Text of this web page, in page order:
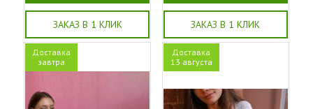
ЗАКАЗ В 1 КЛИК ЗАКАЗ В 1 КЛИК
Доставка
завтра
Доставка
13 августа